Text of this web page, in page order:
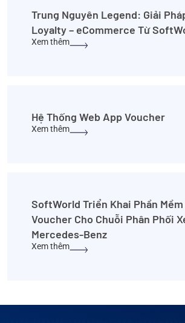
Trung Nguyên Legend: Giải
Loyalty – eCommerce Từ
Xem thêm
Hệ Thống Web App Voucher
Xem thêm
SoftWorld Triển Khai Phần Mềm
Voucher Cho Chuỗi Phân Phối
Mercedes-Benz
Xem thêm